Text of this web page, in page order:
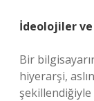
İdeolojiler
Bir
hiyerarşi,